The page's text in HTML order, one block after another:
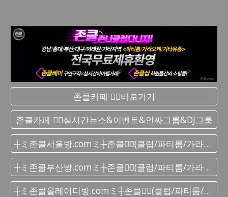
존클카페 ❤️‍🔥바로가기
존클카페 ❤️‍🔥실시간 뉴스&이벤트&인싸그룹&DJ그룹
┼ミ존클서울방.comミ┼존클❤️‍🔥(클럽/파티룸/가라오케) - 단톡방
┼ミ존클부산방.comミ┼존클❤️‍🔥(클럽/파티룸/가라오케) - 단톡방
┼ミ존클올레이디방.comミ┼존클❤️‍🔥(클럽/파티룸/가라오케) - 단톡방